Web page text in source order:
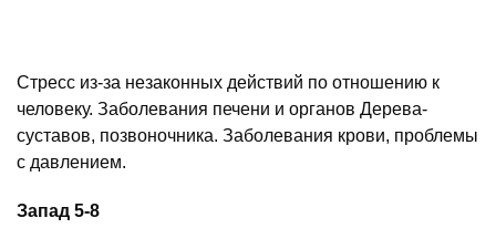
Стресс из-за незаконных действий по отношению к
человеку. Заболевания печени и органов Дерева-
суставов, позвоночника. Заболевания крови, проблемы
с давлением.
Запад 5-8